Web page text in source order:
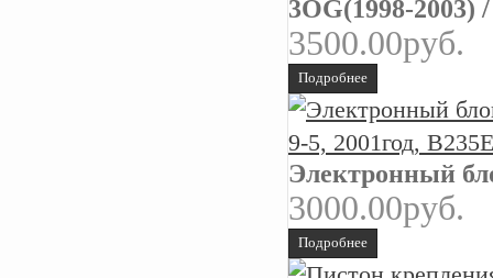
3OG(1998-2003)
3500.00руб.
Подробнее
Электронный
3000.00руб.
Подробнее